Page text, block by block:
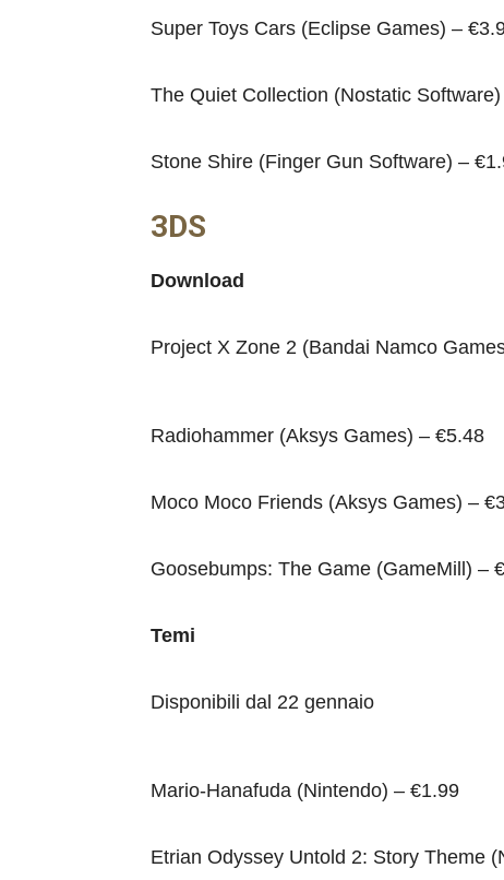
Super Toys Cars (Eclipse Games) –
The Quiet Collection (Nostatic
Stone Shire (Finger Gun Software) –
3DS
Download
Project X Zone 2 (Bandai Namco
Radiohammer (Aksys Games) – €5.48
Moco Moco Friends (Aksys Games) –
Goosebumps: The Game (GameMill) –
Temi
Disponibili dal 22 gennaio
Mario-Hanafuda (Nintendo) – €1.99
Etrian Odyssey Untold 2: Story Theme